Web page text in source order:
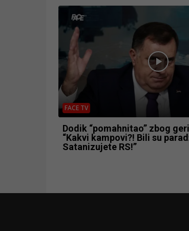
FACE TV
Dodik “pomahnitao” zbog
“Kakvi kampovi?! Bili su
Satanizujete RS!”